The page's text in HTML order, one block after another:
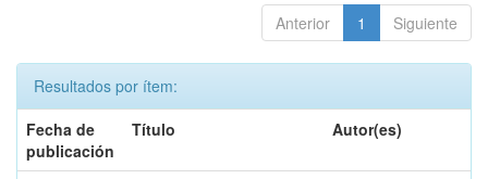
Anterior 1 Siguiente
Resultados por ítem:
Fecha de
publicación
Título Autor(es)